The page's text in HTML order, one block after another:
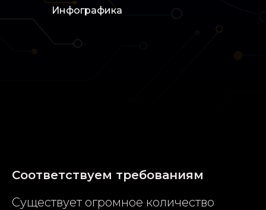
Инфографика
Соответствуем требованиям
Существует огромное количество